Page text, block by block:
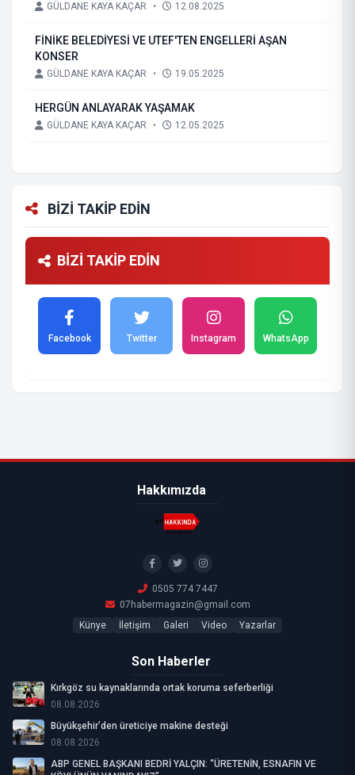
GÜLDANE KAYA KAÇAR • 12.08.2025
FİNİKE BELEDİYESİ VE UTEF'TEN ENGELLERİ AŞAN
KONSER
GÜLDANE KAYA KAÇAR • 19.05.2025
HERGÜN ANLAYARAK YAŞAMAK
GÜLDANE KAYA KAÇAR • 12.05.2025
BİZİ TAKİP EDİN
BİZİ TAKİP EDİN
Facebook Twitter Instagram WhatsApp
Hakkımızda
0505 774 7447
07habermagazin@gmail.com
Künye
İletişim Galeri Video Yazarlar
Son Haberler
Kırkgöz su kaynaklarında ortak koruma seferberliği
08.08.2026
Büyükşehir’den üreticiye makine desteği
08.08.2026
ABP GENEL BAŞKANI BEDRİ YALÇIN: “ÜRETENİN, ESNAFIN VE